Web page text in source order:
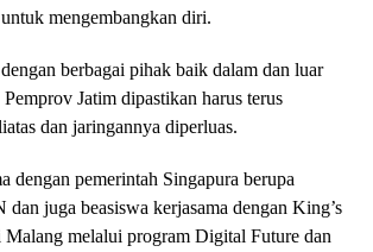
mengembangkan diri.
berbagai pihak baik dalam dan luar
Jatim dipastikan harus terus
dan jaringannya diperluas.
dengan pemerintah Singapura berupa
dan juga beasiswa kerjasama dengan King’s
melalui program Digital Future dan